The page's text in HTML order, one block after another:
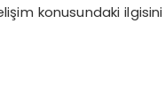
konusundaki